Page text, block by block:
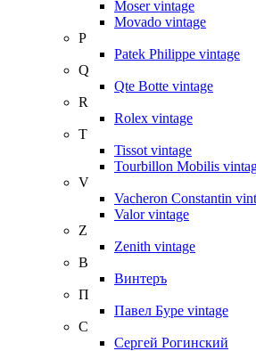
Moser vintage
Movado vintage
P
Patek Philippe vintage
Q
Qte Botte vintage
R
Rolex vintage
T
Tissot vintage
Tourbillon Mobilis
V
Vacheron Constantin
Valor vintage
Z
Zenith vintage
В
Винтеръ
П
Павел Буре vintage
С
Сергей Рогинский